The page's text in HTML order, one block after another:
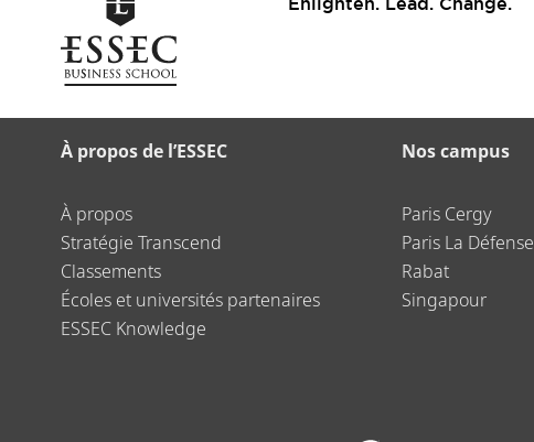
À propos de l’ESSEC
À propos
Stratégie Transcend
Classements
Écoles et universités partenaires
ESSEC Knowledge
Nos campus
Paris Cergy
Paris La Défense
Rabat
Singapour